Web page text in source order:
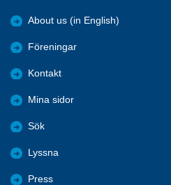
About us (in English)
Föreningar
Kontakt
Mina sidor
Sök
Lyssna
Press